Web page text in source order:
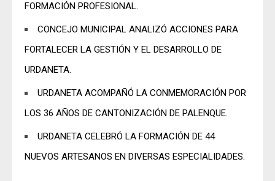
FORMACIÓN PROFESIONAL.
CONCEJO MUNICIPAL ANALIZÓ ACCIONES PARA
FORTALECER LA GESTIÓN Y EL DESARROLLO DE
URDANETA.
URDANETA ACOMPAÑÓ LA CONMEMORACIÓN POR
LOS 36 AÑOS DE CANTONIZACIÓN DE PALENQUE.
URDANETA CELEBRÓ LA FORMACIÓN DE 44
NUEVOS ARTESANOS EN DIVERSAS ESPECIALIDADES.